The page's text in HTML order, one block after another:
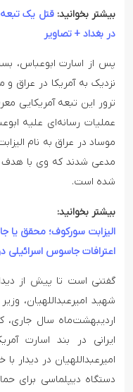
بیشتر بخوانید:قتل یک تبعه
در بغداد + تصاویر
پس از اسارت ابوعباس،
نزدیک به آمریکا در عراق
ترور این تبعه آمریکایی
عملیات رسانه‌ای علیه
موساد در عراق به نام
مدعی شدند که وی با هدف
شده است.
بیشتر بخوانید:
الیزابت سورکوف؛ محقق یا
اعترافات جاسوس اسرائیلی
گفتنی است تا پیش از
اردیبهشت‌ماه سال
ایرانی در بند اسارت
امیرعبداللهیان در دیدار
دستگاه دیپلماسی برای